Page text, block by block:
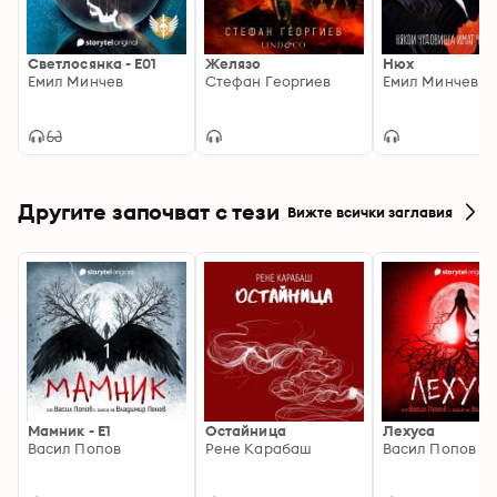
Светлосянка - E01
Емил Минчев
Желязо
Стефан Георгиев
Нюх
Емил Минчев
Другите започват с тези Вижте всички заглавия
Мамник - E1
Васил Попов
Остайница
Рене Карабаш
Лехуса
Васил Попов